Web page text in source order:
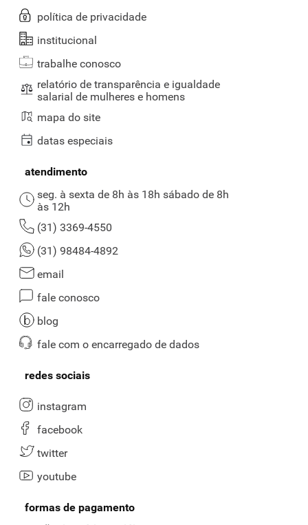
política de privacidade
institucional
trabalhe conosco
relatório de transparência e igualdade
salarial de mulheres e homens
mapa do site
datas especiais
atendimento
seg. à sexta de 8h às 18h sábado de 8h
às 12h
(31) 3369-4550
(31) 98484-4892
email
fale conosco
blog
fale com o encarregado de dados
redes sociais
instagram
facebook
twitter
youtube
formas de pagamento